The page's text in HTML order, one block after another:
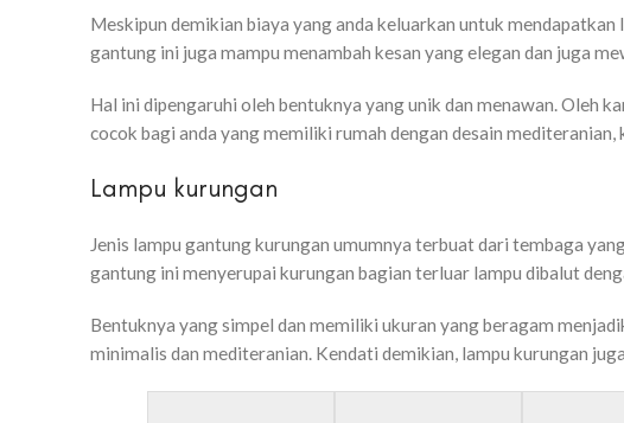
Meskipun demikian biaya yang anda keluarkan untuk
gantung ini juga mampu menambah kesan yang elegan dan juga
Hal ini dipengaruhi oleh bentuknya yang unik dan menawan. Oleh
cocok bagi anda yang memiliki rumah dengan desain
Lampu kurungan
Jenis lampu gantung kurungan umumnya terbuat dari tembaga
gantung ini menyerupai kurungan bagian terluar lampu dibalut
Bentuknya yang simpel dan memiliki ukuran yang beragam
minimalis dan mediteranian. Kendati demikian, lampu kurungan